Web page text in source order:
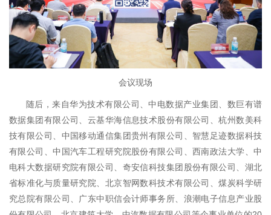
会议现场
随后，来自华为技术有限公司、中电数据产业集团、数巨有谱
数据集团有限公司、云基华海信息技术股份有限公司、杭州数美科
技有限公司、中国移动通信集团贵州有限公司、智慧足迹数据科技
有限公司、中国汽车工程研究院股份有限公司、西南政法大学、中
电科大数据研究院有限公司、奇安信科技集团股份有限公司、湖北
省标准化与质量研究院、北京智网数科技术有限公司、煤炭科学研
究总院有限公司、广东中职信会计师事务所、浪潮电子信息产业股